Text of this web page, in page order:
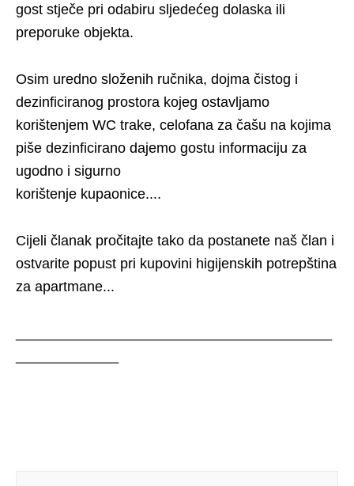
gost stječe pri odabiru sljedećeg dolaska ili
preporuke objekta.
Osim uredno složenih ručnika, dojma čistog i
dezinficiranog prostora kojeg ostavljamo
korištenjem WC trake, celofana za čašu na kojima
piše dezinficirano dajemo gostu informaciju za
ugodno i sigurno
korištenje kupaonice....
Cijeli članak pročitajte tako da postanete naš član i
ostvarite popust pri kupovini higijenskih potrepština
za apartmane...